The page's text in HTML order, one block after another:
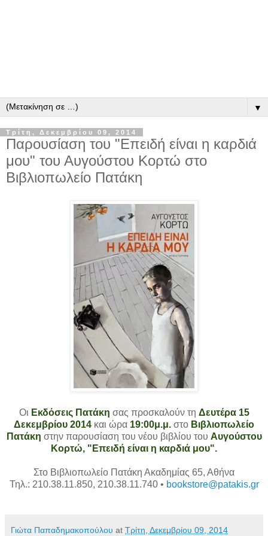
▼
Τρίτη, Δεκεμβρίου 09, 2014
Παρουσίαση του "Επειδή είναι η καρδιά
μου" του Αυγούστου Κορτώ στο
Βιβλιοπωλείο Πατάκη
Οι Εκδόσεις Πατάκη σας προσκαλούν τη Δευτέρα 15
Δεκεμβρίου 2014 και ώρα 19:00μ.μ. στο Βιβλιοπωλείο
Πατάκη στην παρουσίαση του νέου βιβλίου του Αυγούστου
Κορτώ, "Επειδή είναι η καρδιά μου".
Στο Βιβλιοπωλείο Πατάκη Ακαδημίας 65, Αθήνα
Τηλ.: 210.38.11.850, 210.38.11.740 • bookstore@patakis.gr
Γιώτα Παπαδημακοπούλου at Τρίτη, Δεκεμβρίου 09, 2014